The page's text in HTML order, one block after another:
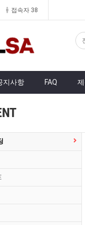
접속자 38
지사항 FAQ